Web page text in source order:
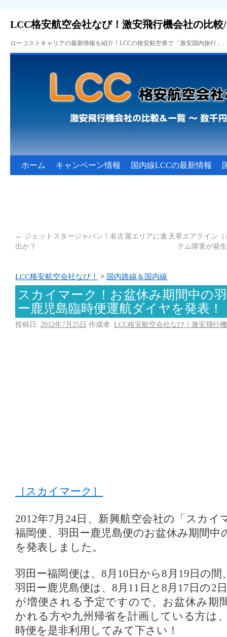
LCC格安航空会社なび！激安飛行機会社の比較
ローコストキャリアの最新情報を紹介！LCCの格安航空券で「激安国内旅行
ホーム キャンペーン情報 国内線LCCの最新情報
← ジェットスタージャパン！名古屋エリアに進
出か？
天草エアライン
テム障害が発
LCC格安航空会社なび！ > 国内路線＆国内線
スカイマーク！お盆休み期間中の
ー鹿児島臨時便運航ダイヤを発表！
投稿日: 2012年7月25日 作成者: LCC格安航空会社なび！激安飛行
［スカイマーク］
2012年7月24日、新興航空会社の「スカイ
福岡便、羽田ー鹿児島便のお盆休み期間中
を発表しました。
羽田ー福岡便は、8月10日から8月19日の間
羽田ー鹿児島便は、8月11日と8月17日の2
が増便される予定ですので、お盆休み期
かれる方や九州帰省を計画している方は
時便を是非利用してみて下さい！